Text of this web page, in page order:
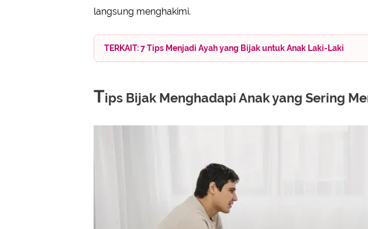
langsung menghakimi.
TERKAIT: 7 Tips Menjadi Ayah yang Bijak untuk Anak Laki-Laki
Tips Bijak Menghadapi Anak yang Sering